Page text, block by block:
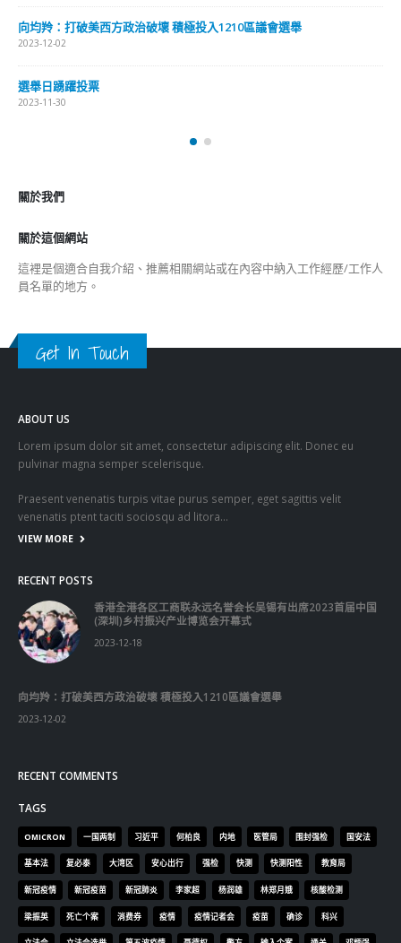
向均羚：打破美西方政治破壞 積極投入1210區議會選舉
2023-12-02
選舉日踴躍投票
2023-11-30
關於我們
關於這個網站
這裡是個適合自我介紹、推薦相關網站或在內容中納入工作經歷/工作人
員名單的地方。
Get In Touch
ABOUT US
Lorem ipsum dolor sit amet, consectetur adipiscing elit. Donec eu
pulvinar magna semper scelerisque.
Praesent venenatis turpis vitae purus semper, eget sagittis velit
venenatis ptent taciti sociosqu ad litora…
VIEW MORE
RECENT POSTS
香港全港各区工商联永远名誉会长吴锡有出席2023首届中国
(深圳)乡村振兴产业博览会开幕式
2023-12-18
向均羚：打破美西方政治破壞 積極投入1210區議會選舉
2023-12-02
RECENT COMMENTS
TAGS
OMICRON 一国两制 习近平 何柏良 内地 医管局 围封强检 国安法
基本法 复必泰 大湾区 安心出行 强检 快测 快测阳性 教育局
新冠疫情 新冠疫苗 新冠肺炎 李家超 杨润雄 林郑月娥 核酸检测
梁振英 死亡个案 消费券 疫情 疫情记者会 疫苗 确诊 科兴